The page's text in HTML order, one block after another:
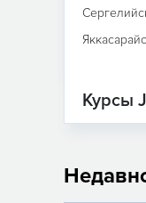
Курсы